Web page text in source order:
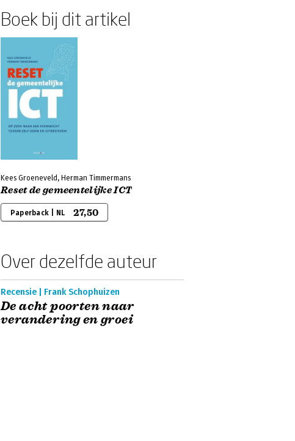
Boek bij dit artikel
Kees Groeneveld, Herman Timmermans
Reset de gemeentelijke ICT
Paperback | NL 27,50
Over dezelfde auteur
Recensie | Frank Schophuizen
De acht poorten naar
verandering en groei